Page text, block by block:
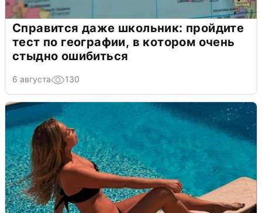
Справится даже школьник: пройдите
тест по географии, в котором очень
стыдно ошибиться
6 августа 130